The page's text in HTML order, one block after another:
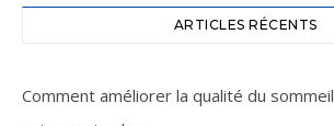
ARTICLES RÉCENTS
Comment améliorer la qualité du